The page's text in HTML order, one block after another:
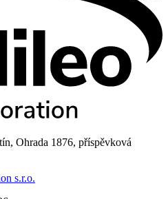
Ohrada 1876, příspěvková
s.r.o.